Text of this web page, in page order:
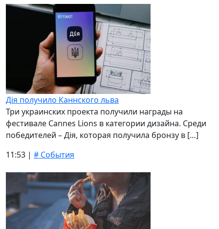
Дія получило Каннского льва
Три украинских проекта получили награды на
фестивале Cannes Lions в категории дизайна. Среди
победителей – Дія, которая получила бронзу в […]
11:53 | # События